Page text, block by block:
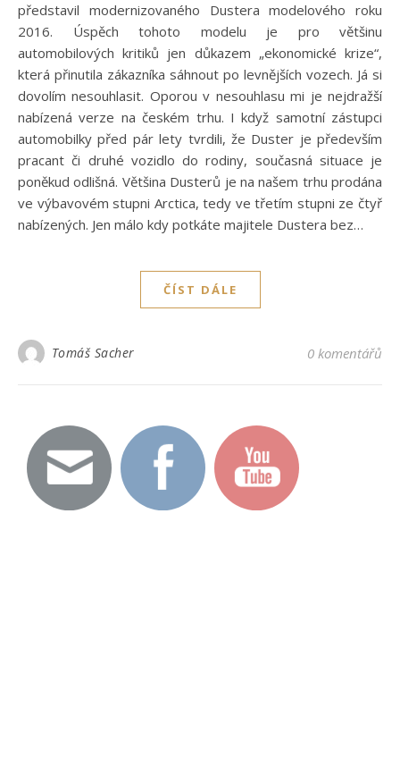
představil modernizovaného Dustera modelového roku
2016. Úspěch tohoto modelu je pro většinu
automobilových kritiků jen důkazem „ekonomické krize“,
která přinutila zákazníka sáhnout po levnějších vozech. Já si
dovolím nesouhlasit. Oporou v nesouhlasu mi je nejdražší
nabízená verze na českém trhu. I když samotní zástupci
automobilky před pár lety tvrdili, že Duster je především
pracant či druhé vozidlo do rodiny, současná situace je
poněkud odlišná. Většina Dusterů je na našem trhu prodána
ve výbavovém stupni Arctica, tedy ve třetím stupni ze čtyř
nabízených. Jen málo kdy potkáte majitele Dustera bez…
ČÍST DÁLE
Tomáš Sacher 0 komentářů